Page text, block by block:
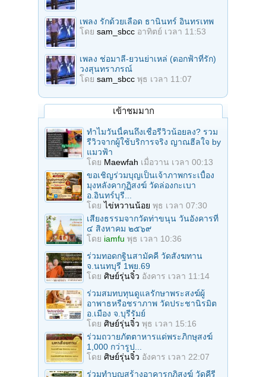
เพลง รักด้วยเลือด ธานินทร์ อินทรเทพ
โดย sam_sbcc อาทิตย์ เวลา 11:53
เพลง ช่อมาลี-ยวนย่าเหล่ (ดอกฟ้าที่รัก)
วงสุนทราภรณ์
โดย sam_sbcc พุธ เวลา 11:07
เข้าชมมาก
ทำไมวันนี้คนถึงเชื่อรีวิวน้อยลง? รวม
รีวิวจากผู้ใช้บริการจริง ญาณฮีลใจ by
แมวฟ้า
โดย Maewfah เมื่อวาน เวลา 00:13
ขอเชิญร่วมบุญเป็นเจ้าภาพกระเบื้อง
มุงหลังคากุฏิสงฆ์ วัดล่องกะเบา
อ.อินทร์บุรี...
โดยไข่หวานน้อย พุธ เวลา 07:30
เสียงธรรมจากวัดท่าขนุน วันอังคารที่
๔ สิงหาคม ๒๕๖๙
โดย iamfu พุธ เวลา 10:36
ร่วมทอดกฐินสามัคคี วัดสังฆทาน
จ.นนทบุรี 1พย.69
โดย ศิษย์รุ่นจิ๋ว อังคาร เวลา 11:14
ร่วมสมทบทุนดูแลรักษาพระสงฆ์ผู้
อาพาธหรือชราภาพ วัดประชานิรมิต
อ.เมือง จ.บุรีรัมย์
โดย ศิษย์รุ่นจิ๋ว พุธ เวลา 15:16
ร่วมถวายภัตตาหารแด่พระภิกษุสงฆ์
1,000 กว่ารูป...
โดย ศิษย์รุ่นจิ๋ว อังคาร เวลา 22:07
ร่วมทำบุญสร้างอาคารกุฎิสงฆ์ วัดคีรี